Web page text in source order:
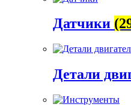
Датчики
Детали